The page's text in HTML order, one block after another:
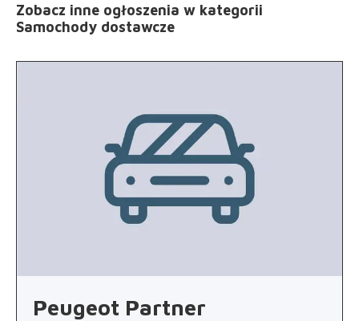
Zobacz inne ogłoszenia w kategorii
Samochody dostawcze
Peugeot Partner